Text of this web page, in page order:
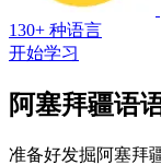
130+ 种语言
开始学习
阿塞拜疆语
准备好发掘阿塞拜